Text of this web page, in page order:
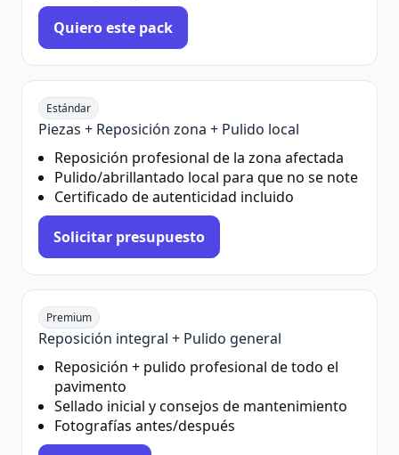
Quiero este pack
Estándar
Piezas + Reposición zona + Pulido local
Reposición profesional de la zona afectada
Pulido/abrillantado local para que no se note
Certificado de autenticidad incluido
Solicitar presupuesto
Premium
Reposición integral + Pulido general
Reposición + pulido profesional de todo el
pavimento
Sellado inicial y consejos de mantenimiento
Fotografías antes/después